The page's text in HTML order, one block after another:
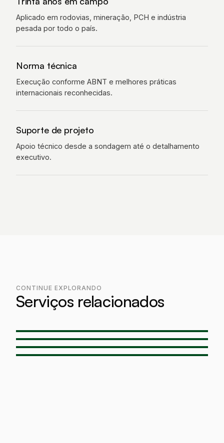
Aplicado em rodovias, mineração, PCH e indústria
pesada por todo o país.
Norma técnica
Execução conforme ABNT e melhores práticas
internacionais reconhecidas.
Suporte de projeto
Apoio técnico desde a sondagem até o detalhamento
executivo.
CONTINUE EXPLORANDO
Serviços relacionados
Projeção de concreto refratário →
Concreto projetado em barragem →